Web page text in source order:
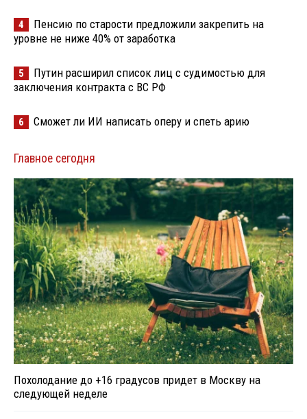
4
Пенсию по старости предложили закрепить на
уровне не ниже 40% от заработка
5
Путин расширил список лиц с судимостью для
заключения контракта с ВС РФ
6 Сможет ли ИИ написать оперу и спеть арию
Главное сегодня
Похолодание до +16 градусов придет в Москву на
следующей неделе